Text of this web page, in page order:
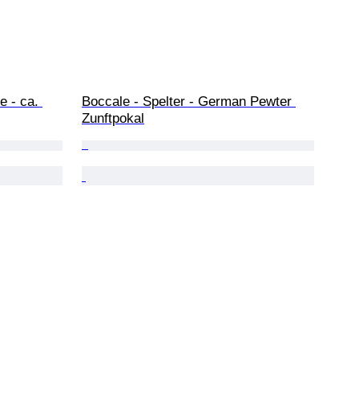
- ca.
Boccale - Spelter - German Pewter
Zunftpokal